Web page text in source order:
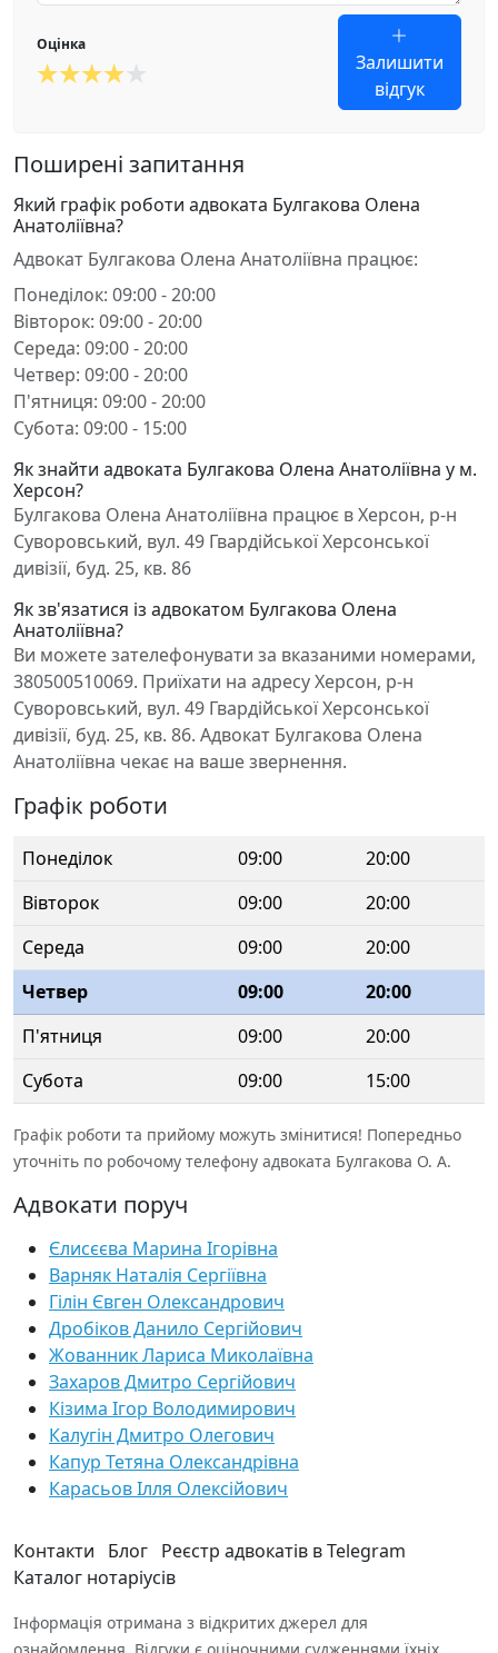
Оцінка
Залишити
відгук
Поширені запитання
Який графік роботи адвоката Булгакова Олена
Анатоліївна?
Адвокат Булгакова Олена Анатоліївна працює:
Понеділок: 09:00 - 20:00
Вівторок: 09:00 - 20:00
Середа: 09:00 - 20:00
Четвер: 09:00 - 20:00
П'ятниця: 09:00 - 20:00
Субота: 09:00 - 15:00
Як знайти адвоката Булгакова Олена Анатоліївна у м.
Херсон?
Булгакова Олена Анатоліївна працює в Херсон, р-н
Суворовський, вул. 49 Гвардійської Херсонської
дивізії, буд. 25, кв. 86
Як зв'язатися із адвокатом Булгакова Олена
Анатоліївна?
Ви можете зателефонувати за вказаними номерами,
380500510069. Приїхати на адресу Херсон, р-н
Суворовський, вул. 49 Гвардійської Херсонської
дивізії, буд. 25, кв. 86. Адвокат Булгакова Олена
Анатоліївна чекає на ваше звернення.
Графік роботи
Понеділок 09:00
20:00
Вівторок
09:00
20:00
Середа
09:00
20:00
Четвер
09:00
20:00
П'ятниця
09:00
20:00
Субота
09:00 15:00
Графік роботи та прийому можуть змінитися! Попередньо
уточніть по робочому телефону адвоката Булгакова О. А.
Адвокати поруч
Єлисєєва Марина Ігорівна
Варняк Наталія Сергіївна
Гілін Євген Олександрович
Дробіков Данило Сергійович
Жованник Лариса Миколаївна
Захаров Дмитро Сергійович
Кізима Ігор Володимирович
Калугін Дмитро Олегович
Капур Тетяна Олександрівна
Карасьов Ілля Олексійович
Контакти Блог Реєстр адвокатів в Telegram
Каталог нотаріусів
Інформація отримана з відкритих джерел для